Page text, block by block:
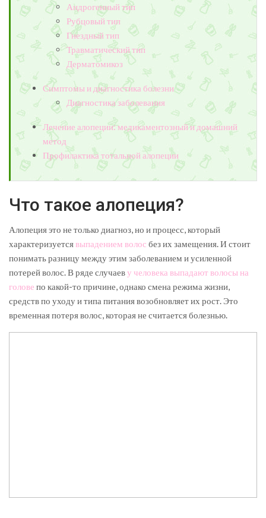
Андрогенный тип
Рубцовый тип
Гнездный тип
Травматический тип
Дерматомикоз
Симптомы и диагностика болезни
Диагностика заболевания
Лечение алопеции: медикаментозный и домашний
метод
Профилактика тотальной алопеции
Что такое алопеция?
Алопеция это не только диагноз, но и процесс, который
характеризуетсявыпадением волос без их замещения. И стоит
понимать разницу между этим заболеванием и усиленной
потерей волос. В ряде случаеву человека выпадают волосы на
голове по какой-то причине, однако смена режима жизни,
средств по уходу и типа питания возобновляет их рост. Это
временная потеря волос, которая не считается болезнью.